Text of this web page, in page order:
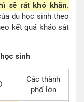
sẽ rất khó khăn.
du học sinh theo
kết quả khảo sát
sinh
Các thành
phố lớn